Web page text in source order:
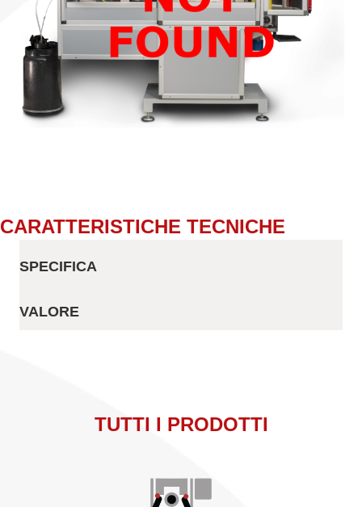
CARATTERISTICHE TECNICHE
SPECIFICA
VALORE
TUTTI I PRODOTTI